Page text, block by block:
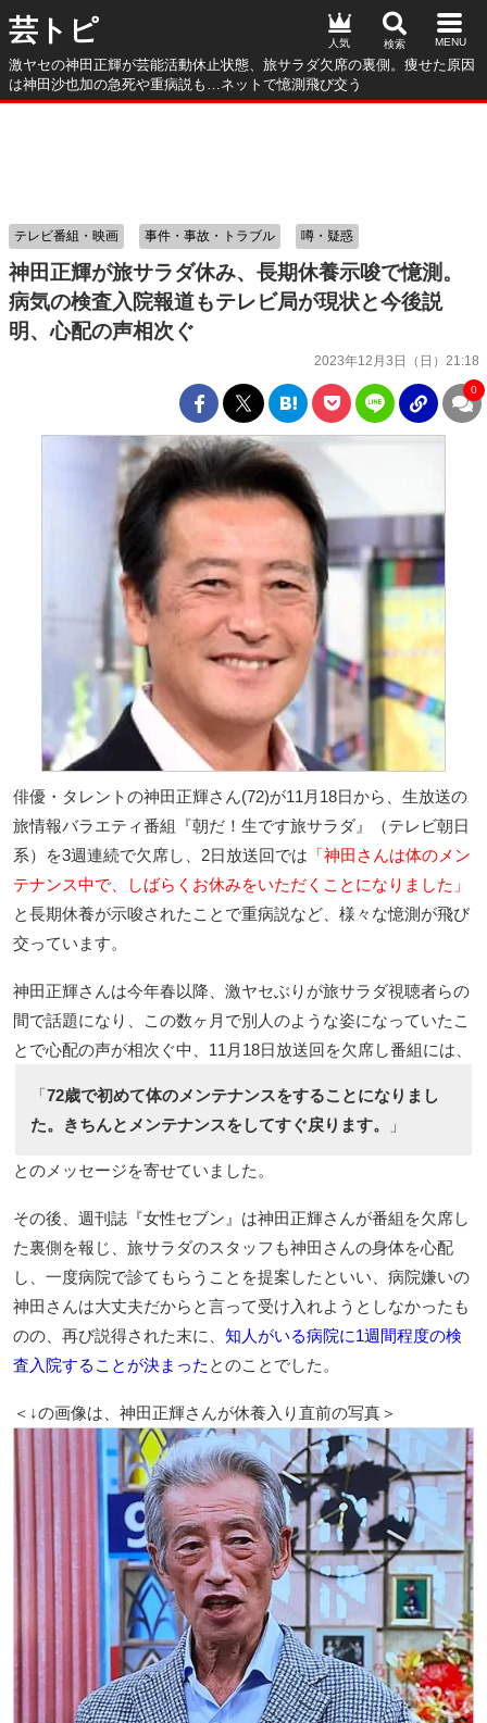
芸トピ
激ヤセの神田正輝が芸能活動休止状態、旅サラダ欠席の裏側。痩せた原因
は神田沙也加の急死や重病説も…ネットで憶測飛び交う
人気
神田正輝が旅サラダ休み、長期休養示唆で憶測。
病気の検査入院報道もテレビ局が現状と今後説
明、心配の声相次ぐ
2023年12月3日（日）21:18
テレビ番組・映画 事件・事故・トラブル 噂・疑惑
0
俳優・タレントの神田正輝さん(72)が11月18日から、生放送の
旅情報バラエティ番組『朝だ！生です旅サラダ』（テレビ朝日
系）を3週連続で欠席し、2日放送回では 「神田さんは体のメン
テナンス中で、しばらくお休みをいただくことになりました」
と長期休養が示唆されたことで重病説など、様々な憶測が飛び
交っています。
神田正輝さんは今年春以降、激ヤセぶりが旅サラダ視聴者らの
間で話題になり、この数ヶ月で別人のような姿になっていたこ
とで心配の声が相次ぐ中、11月18日放送回を欠席し番組には、
「72歳で初めて体のメンテナンスをすることになりまし
た。きちんとメンテナンスをしてすぐ戻ります。
」
とのメッセージを寄せていました。
その後、週刊誌『女性セブン』は神田正輝さんが番組を欠席し
た裏側を報じ、旅サラダのスタッフも神田さんの身体を心配
し、一度病院で診てもらうことを提案したといい、病院嫌いの
神田さんは大丈夫だからと言って受け入れようとしなかったも
のの、再び説得された末に、 知人がいる病院に1週間程度の検
査入院することが決まった とのことでした。
＜↓の画像は、神田正輝さんが休養入り直前の写真＞